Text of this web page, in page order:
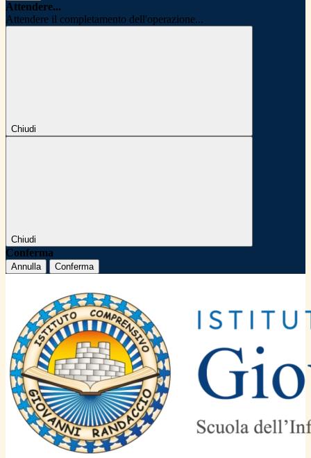
Attendere...
Attendere il completamento dell'operazione...
Chiudi
Chiudi
Conferma
Annulla Conferma